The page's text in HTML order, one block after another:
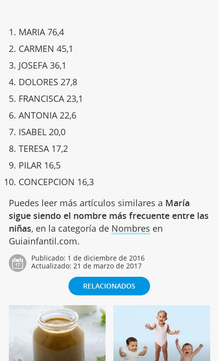
MARIA 76,4
CARMEN 45,1
JOSEFA 36,1
DOLORES 27,8
FRANCISCA 23,1
ANTONIA 22,6
ISABEL 20,0
TERESA 17,2
PILAR 16,5
CONCEPCION 16,3
Puedes leer más artículos similares a María
sigue siendo el nombre más frecuente entre las
niñas, en la categoría de Nombres en
Guiainfantil.com.
Publicado: 1 de diciembre de 2016
Actualizado: 21 de marzo de 2017
RELACIONADOS